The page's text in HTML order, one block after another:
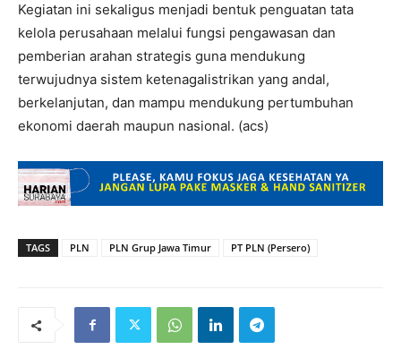
Kegiatan ini sekaligus menjadi bentuk penguatan tata
kelola perusahaan melalui fungsi pengawasan dan
pemberian arahan strategis guna mendukung
terwujudnya sistem ketenagalistrikan yang andal,
berkelanjutan, dan mampu mendukung pertumbuhan
ekonomi daerah maupun nasional. (acs)
TAGS PLN PLN Grup Jawa Timur PT PLN (Persero)